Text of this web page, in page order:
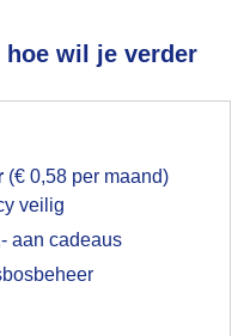
wil je verder
(€ 0,58 per maand)
veilig
aan cadeaus
tevoorschijn
voor het
op hebt gegeven,
uit je browser waarin